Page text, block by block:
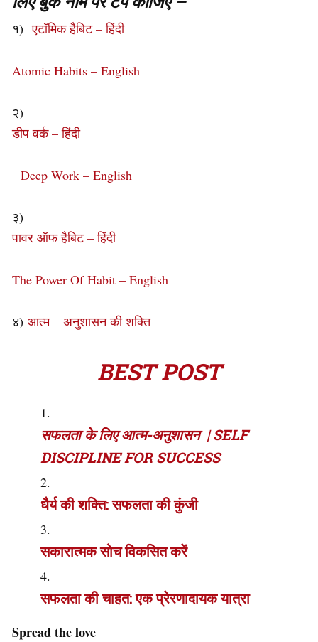
१)एटॉमिक हैबिट – हिंदी
Atomic Habits – English
२)
डीप वर्क – हिंदी
Deep Work – English
३)
पावर ऑफ हैबिट – हिंदी
The Power Of Habit – English
४) आत्म – अनुशासन की शक्ति
BEST POST
सफलता के लिए आत्म-अनुशासन | SELF
DISCIPLINE FOR SUCCESS
धैर्य की शक्ति: सफलता की कुंजी
सकारात्मक सोच विकसित करें
सफलता की चाहत: एक प्रेरणादायक यात्रा
Spread the love